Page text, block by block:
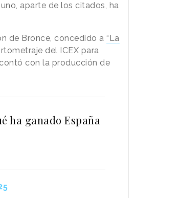
aparte de los citados, ha
de Bronce, concedido a “La
del ICEX para
con la producción de
ha ganado España